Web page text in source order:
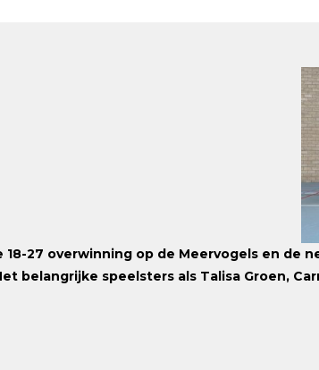
18-27 overwinning op de Meervogels en de
belangrijke speelsters als Talisa Groen,